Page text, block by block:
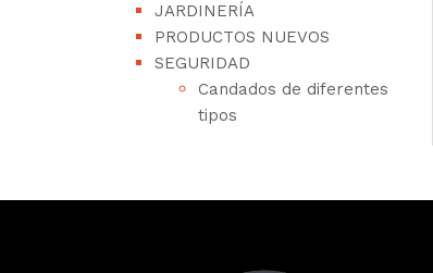
JARDINERÍA
PRODUCTOS NUEVOS
SEGURIDAD
Candados de diferentes
tipos